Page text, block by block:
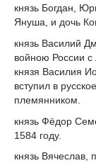
князь Богдан,
Януша, и дочь
князь Василий
войною России с
князя Василия
вступил в
племянником.
князь Фёдор
1584 году.
князь Вячеслав,